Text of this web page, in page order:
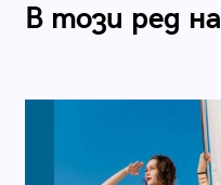
В този ред